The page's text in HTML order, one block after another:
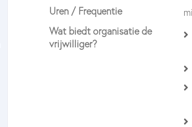
Uren / Frequentie
Wat biedt organisatie de
vrijwilliger?